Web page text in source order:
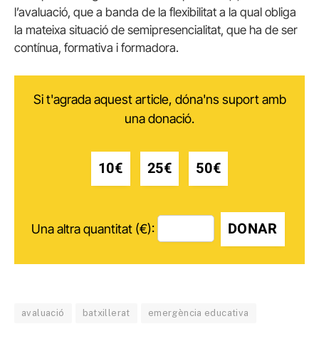
l’avaluació, que a banda de la flexibilitat a la qual obliga
la mateixa situació de semipresencialitat, que ha de ser
contínua, formativa i formadora.
Si t'agrada aquest article, dóna'ns suport amb
una donació.
10€ 25€ 50€
Una altra quantitat (€): DONAR
avaluació batxillerat emergència educativa